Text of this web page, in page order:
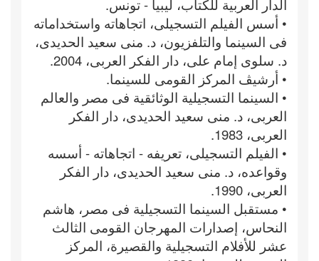
الدار العربية للكتاب، ليبيا - تونس.
• أسس الفيلم التسجيلى، اتجاهاته واستخداماته
فى السينما والتلفزيون، د. منى سعيد الحديدى،
د. سلوى إمام على، دار الفكر العربى، 2004.
• أرشيڤ المركز القومى للسينما.
• السينما التسجيلية الوثائقية فى مصر والعالم
العربى، د. منى سعيد الحديدى، دار الفكر
العربى، 1983.
• الفيلم التسجيلى، تعريفه - اتجاهاته - أسسه
وقواعده، د. منى سعيد الحديدى، دار الفكر
العربى، 1990.
• مستقبل السينما التسجيلية فى مصر، هاشم
النحاس، إصدارات المهرجان القومى الثالث
عشر للأفلام التسجيلية والقصيرة، المركز